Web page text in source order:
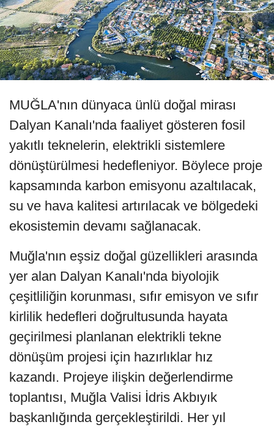
MUĞLA'nın dünyaca ünlü doğal mirası
Dalyan Kanalı'nda faaliyet gösteren fosil
yakıtlı teknelerin, elektrikli sistemlere
dönüştürülmesi hedefleniyor. Böylece proje
kapsamında karbon emisyonu azaltılacak,
su ve hava kalitesi artırılacak ve bölgedeki
ekosistemin devamı sağlanacak.
Muğla'nın eşsiz doğal güzellikleri arasında
yer alan Dalyan Kanalı'nda biyolojik
çeşitliliğin korunması, sıfır emisyon ve sıfır
kirlilik hedefleri doğrultusunda hayata
geçirilmesi planlanan elektrikli tekne
dönüşüm projesi için hazırlıklar hız
kazandı. Projeye ilişkin değerlendirme
toplantısı, Muğla Valisi İdris Akbıyık
başkanlığında gerçekleştirildi. Her yıl